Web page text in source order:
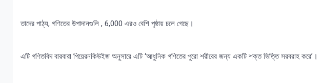
তাদের পাঠ্য, গণিতের উপাদানগুলি , 6,000 এরও বেশি পৃষ্ঠায় চলে গেছে।
এটি গণিতবিদ বারবারা পিয়েরনকিউইজ অনুসারে এটি ‘আধুনিক গণিতের পুরো শরীরের জন্য একটি শক্ত ভিত্তি সরবরাহ করে’।